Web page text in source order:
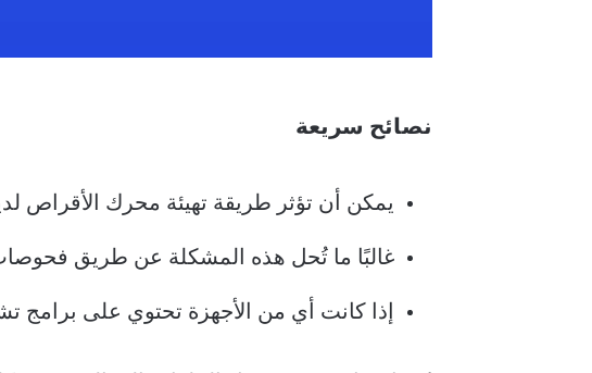
نصائح سريعة
يمكن أن تؤثر طريقة تهيئة محرك الأقراص
غالبًا ما تُحل هذه المشكلة عن طريق
إذا كانت أي من الأجهزة تحتوي على برامج